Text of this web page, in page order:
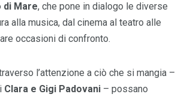
di Mare, che pone in dialogo le diverse
alla musica, dal cinema al teatro alle
occasioni di confronto.
l’attenzione a ciò che si mangia –
Clara e Gigi Padovani – possano